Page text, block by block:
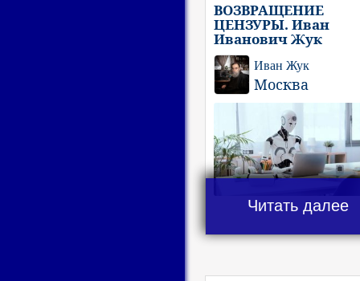
ВОЗВРАЩЕНИЕ
ЦЕНЗУРЫ. Иван
Иванович Жук
Иван Жук
Москва
Читать далее